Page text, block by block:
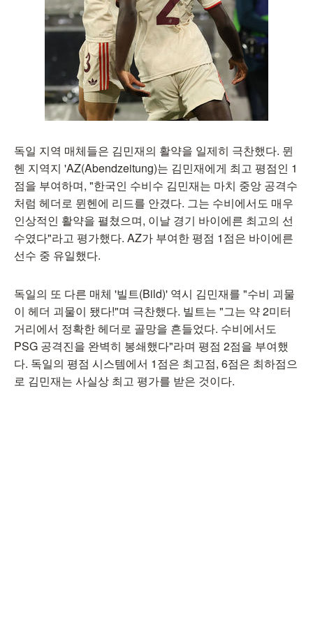
독일 지역 매체들은 김민재의 활약을 일제히 극찬했다. 뮌
헨 지역지 'AZ(Abendzeitung)는 김민재에게 최고 평점인 1
점을 부여하며, "한국인 수비수 김민재는 마치 중앙 공격수
처럼 헤더로 뮌헨에 리드를 안겼다. 그는 수비에서도 매우
인상적인 활약을 펼쳤으며, 이날 경기 바이에른 최고의 선
수였다"라고 평가했다. AZ가 부여한 평점 1점은 바이에른
선수 중 유일했다.
독일의 또 다른 매체 '빌트(Bild)' 역시 김민재를 "수비 괴물
이 헤더 괴물이 됐다!"며 극찬했다. 빌트는 "그는 약 2미터
거리에서 정확한 헤더로 골망을 흔들었다. 수비에서도
PSG 공격진을 완벽히 봉쇄했다"라며 평점 2점을 부여했
다. 독일의 평점 시스템에서 1점은 최고점, 6점은 최하점으
로 김민재는 사실상 최고 평가를 받은 것이다.